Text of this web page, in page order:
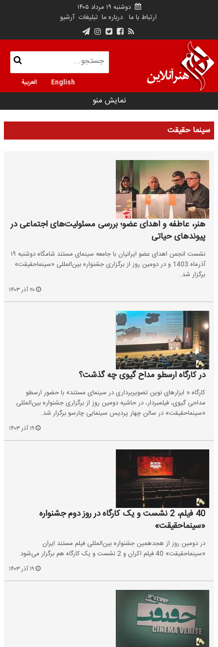
دوشنبه ۱۹ مرداد ۱۴۰۵
ارتباط با ما درباره ما تبلیغات آرشیو
English العربية
نمایش منو
سینما حقیقت
هنر، عاطفه و اهدای عضو؛ بررسی مسئولیت‌های اجتماعی در
پیوندهای حیاتی
نشست انجمن اهدای عضو ایرانیان با جامعه سینمای مستند شامگاه دوشنبه‌ ۱۹
آذرماه 1403 و در دومین روز از برگزاری جشنواره بین‌المللی «سینماحقیقت»
برگزار شد.
در کارگاه ارسطو مداح گیوی چه گذشت؟
کارگاه « ابزارهای نوین تصویربرداری در سینمای مستند» با حضور ارسطو
مداحی گیوی، فیلمبردار، ‌در حاشیه دومین روز از برگزاری جشنواره بین‌المللی
«سینماحقیقت» در سالن چهار پردیس سینمایی چارسو برگزار شد.
40 فیلم، 2 نشست و یک کارگاه در روز دوم جشنواره
«سینماحقیقت»
در دومین روز از هجدهمین جشنواره بین‌المللی فیلم مستند ایران
«سینماحقیقت» 40 فیلم اکران و 2 نشست و یک کارگاه هم برگزار می‌شود.